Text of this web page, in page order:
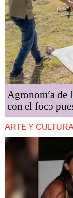
Agronomía de
con el foco
ARTE Y CULTURA